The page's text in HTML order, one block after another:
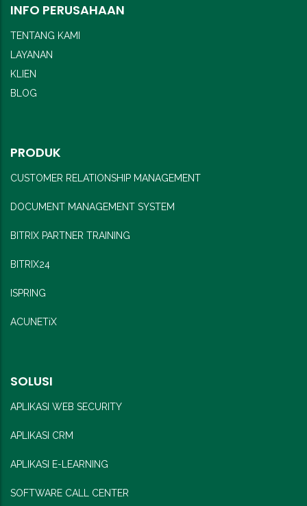
INFO PERUSAHAAN
TENTANG KAMI
LAYANAN
KLIEN
BLOG
PRODUK
CUSTOMER RELATIONSHIP MANAGEMENT
DOCUMENT MANAGEMENT SYSTEM
BITRIX PARTNER TRAINING
BITRIX24
ISPRING
ACUNETiX
SOLUSI
APLIKASI WEB SECURITY
APLIKASI CRM
APLIKASI E-LEARNING
SOFTWARE CALL CENTER